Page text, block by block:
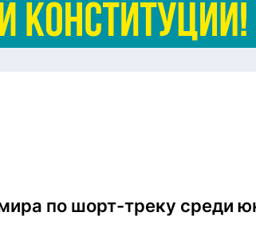
Новости столицы
Социум
Спорт
по шорт-треку среди